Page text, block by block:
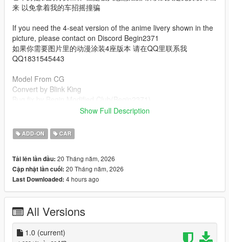
来 以免拿着我的车招摇撞骗
If you need the 4-seat version of the anime livery shown in the
picture, please contact on Discord Begin2371
如果你需要图片里的动漫涂装4座版本 请在QQ里联系我
QQ1831545443
Model From CG
Convert by Blink King
Open trunk
Digital Dash
Paintable Interior
About the Installation see the readme.txt
Show Full Description
ADD-ON CAR
Tải lên lần đầu: 20 Tháng năm, 2026
Cập nhật lần cuối: 20 Tháng năm, 2026
Last Downloaded: 4 hours ago
All Versions
1.0 (current)